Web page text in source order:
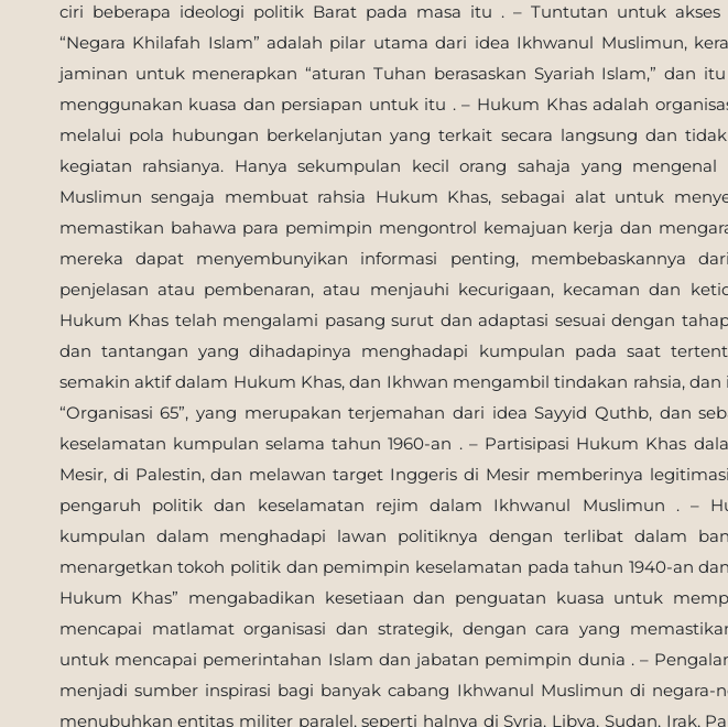
ciri beberapa ideologi politik Barat pada masa itu . – Tuntutan untuk akses
“Negara Khilafah Islam” adalah pilar utama dari idea Ikhwanul Muslimun,
jaminan untuk menerapkan “aturan Tuhan berasaskan Syariah Islam,” dan
menggunakan kuasa dan persiapan untuk itu . – Hukum Khas adalah
melalui pola hubungan berkelanjutan yang terkait secara langsung dan
kegiatan rahsianya. Hanya sekumpulan kecil orang sahaja yang
Muslimun sengaja membuat rahsia Hukum Khas, sebagai alat untuk
memastikan bahawa para pemimpin mengontrol kemajuan kerja dan
mereka dapat menyembunyikan informasi penting, membebaskannya
penjelasan atau pembenaran, atau menjauhi kecurigaan, kecaman dan
Hukum Khas telah mengalami pasang surut dan adaptasi sesuai dengan
dan tantangan yang dihadapinya menghadapi kumpulan pada saat
semakin aktif dalam Hukum Khas, dan Ikhwan mengambil tindakan rahsia,
“Organisasi 65”, yang merupakan terjemahan dari idea Sayyid Quthb, dan
keselamatan kumpulan selama tahun 1960-an . – Partisipasi Hukum Khas
Mesir, di Palestin, dan melawan target Inggeris di Mesir memberinya
pengaruh politik dan keselamatan rejim dalam Ikhwanul Muslimun . –
kumpulan dalam menghadapi lawan politiknya dengan terlibat dalam
menargetkan tokoh politik dan pemimpin keselamatan pada tahun 1940-an dan
Hukum Khas” mengabadikan kesetiaan dan penguatan kuasa untuk
mencapai matlamat organisasi dan strategik, dengan cara yang
untuk mencapai pemerintahan Islam dan jabatan pemimpin dunia . –
menjadi sumber inspirasi bagi banyak cabang Ikhwanul Muslimun di negara-
menubuhkan entitas militer paralel, seperti halnya di Syria, Libya, Sudan, Irak,